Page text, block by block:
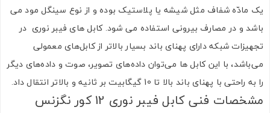
یک مادّه شفاف مثل شیشه یا پلاستیک بوده و از نوع سینگل مود می
باشد و در مصارف بیرونی استفاده می شود. کابل های فیبر نوری در
تجهیزات شبکه دارای پهنای باند بسیار بالاتر از کابل‌های معمولی
می‌باشد، با این کابل ها می‌توان داده‌های تصویر، صوت و داده‌های دیگر
را به راحتی با پهنای باند بالا تا 10 گیگابیت بر ثانیه و بالاتر انتقال داد.
مشخصات فنی کابل فیبر نوری 12 کور نگزنس